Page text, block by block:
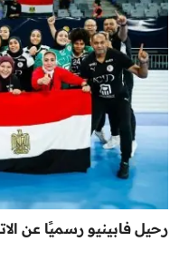
رحيل فابينيو رسميًا عن